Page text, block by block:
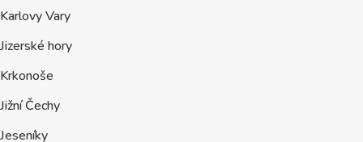
Karlovy Vary
Jizerské hory
Krkonoše
Jižní Čechy
Jeseníky